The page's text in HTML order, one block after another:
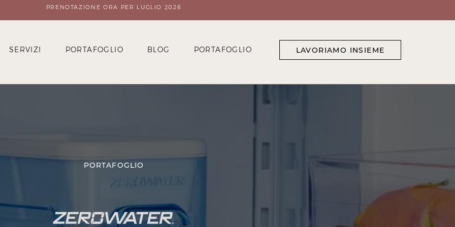
PRENOTAZIONE ORA PER LUGLIO 2026
SERVIZI PORTAFOGLIO BLOG PORTAFOGLIO LAVORIAMO INSIEME
PORTAFOGLIO